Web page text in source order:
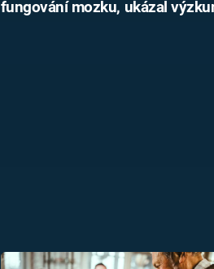
fungování mozku, ukázal